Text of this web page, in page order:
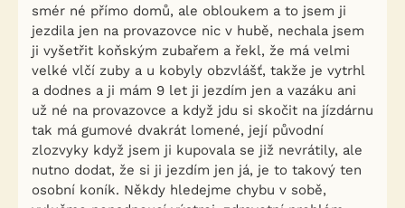
smér né přímo domů, ale obloukem a to jsem ji
jezdila jen na provazovce nic v hubě, nechala jsem
ji vyšetřit koňským zubařem a řekl, že má velmi
velké vlčí zuby a u kobyly obzvlášť, takže je vytrhl
a dodnes a ji mám 9 let ji jezdím jen a vazáku ani
už né na provazovce a když jdu si skočit na jízdárnu
tak má gumové dvakrát lomené, její původní
zlozvyky když jsem ji kupovala se již nevrátily, ale
nutno dodat, že si ji jezdím jen já, je to takový ten
osobní koník. Někdy hledejme chybu v sobě,